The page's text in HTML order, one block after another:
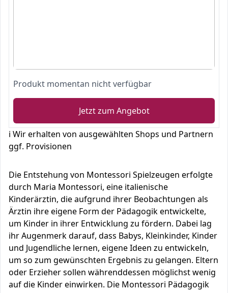
Produkt momentan nicht verfügbar
Jetzt zum Angebot
ℹ️ Wir erhalten von ausgewählten Shops und Partnern
ggf. Provisionen
Die Entstehung von Montessori Spielzeugen erfolgte
durch Maria Montessori, eine italienische
Kinderärztin, die aufgrund ihrer Beobachtungen als
Ärztin ihre eigene Form der Pädagogik entwickelte,
um Kinder in ihrer Entwicklung zu fördern. Dabei lag
ihr Augenmerk darauf, dass Babys, Kleinkinder, Kinder
und Jugendliche lernen, eigene Ideen zu entwickeln,
um so zum gewünschten Ergebnis zu gelangen. Eltern
oder Erzieher sollen währenddessen möglichst wenig
auf die Kinder einwirken. Die Montessori Pädagogik